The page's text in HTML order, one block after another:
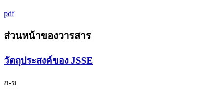
pdf
ส่วนหน้าของวารสาร
วัตถุประสงค์ของ JSSE
ก-ข